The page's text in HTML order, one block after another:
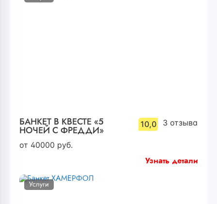
БАНКЕТ В КВЕСТЕ «5
НОЧЕЙ С ФРЕДДИ»
10,0 3 отзыва
от 40000 руб.
Узнать детали
Услуги